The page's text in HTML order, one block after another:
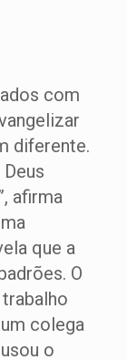
com
diferente.
afirma
que a
O
colega
o